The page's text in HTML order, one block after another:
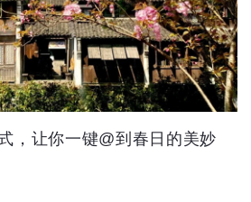
，让你一键@到春日的美妙